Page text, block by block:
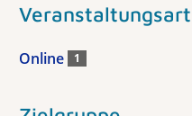
Veranstaltungsart
Online 1